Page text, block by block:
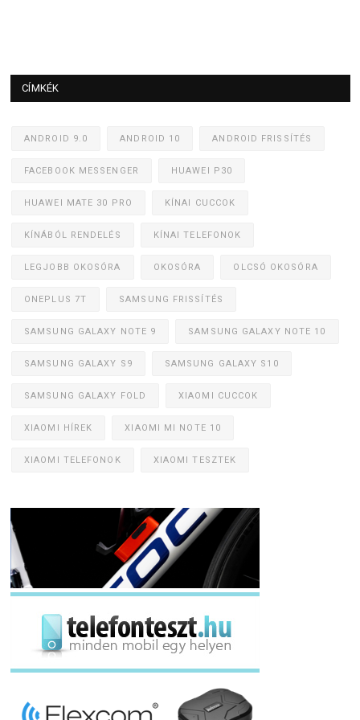
CÍMKÉK
ANDROID 9.0 ANDROID 10 ANDROID FRISSÍTÉS
FACEBOOK MESSENGER HUAWEI P30
HUAWEI MATE 30 PRO KÍNAI CUCCOK
KÍNÁBÓL RENDELÉS KÍNAI TELEFONOK
LEGJOBB OKOSÓRA OKOSÓRA OLCSÓ OKOSÓRA
ONEPLUS 7T SAMSUNG FRISSÍTÉS
SAMSUNG GALAXY NOTE 9 SAMSUNG GALAXY NOTE 10
SAMSUNG GALAXY S9 SAMSUNG GALAXY S10
SAMSUNG GALAXY FOLD XIAOMI CUCCOK
XIAOMI HÍREK XIAOMI MI NOTE 10
XIAOMI TELEFONOK XIAOMI TESZTEK